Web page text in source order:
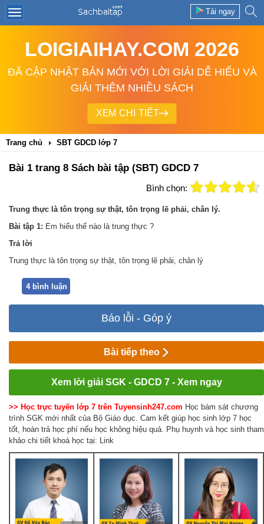
Tải ngay
LOIGIAIHAY.COM 2026
ĐÃ CẬP NHẬT BẢN MỚI VỚI LỜI GIẢI DỄ HIỂU VÀ
GIẢI THÊM NHIỀU SÁCH
XEM CHI TIẾT
Trang chủ SBT GDCD lớp 7
Bài 1 trang 8 Sách bài tập (SBT) GDCD 7
Bình chọn:
Trung thực là tôn trọng sự thật, tôn trọng lẽ phải, chân lý.
Bài tập 1: Em hiểu thế nào là trung thực ?
Trảlời
Trung thực là tôn trọng sự thật, tôn trọng lẽ phải, chân lý
4 bình luận
Báo lỗi - Góp ý
Bài tiếp theo
Xem lời giải SGK - GDCD 7 - Xem ngay
>> Học trực tuyến lớp 7 trên Tuyensinh247.com Học bám sát chương
trình SGK mới nhất của Bộ Giáo dục. Cam kết giúp học sinh lớp 7 học
tốt, hoàn trả học phí nếu học không hiệu quả. Phụ huynh và học sinh tham
khảo chi tiết khoá học tại: Link